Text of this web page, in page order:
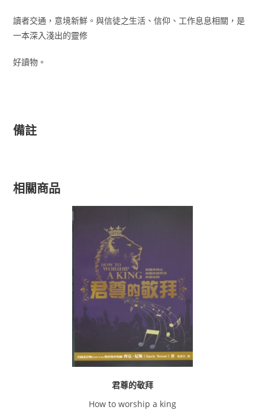
讀者交通，意境新鮮。與信徒之生活、信仰、工作息息相關，是
一本深入淺出的靈修
好讀物。
備註
相關商品
君尊的敬拜
How to worship a king